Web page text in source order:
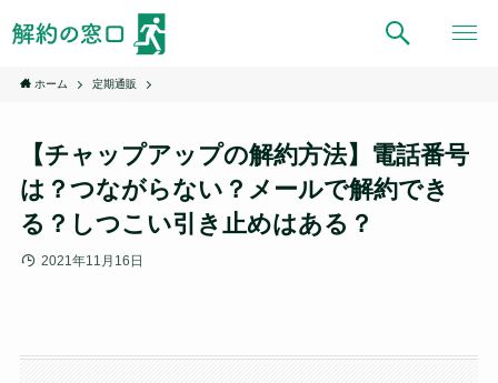
ホーム 定期通販
【チャップアップの解約方法】電話番号
は？つながらない？メールで解約でき
る？しつこい引き止めはある？
2021年11月16日